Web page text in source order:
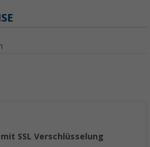
SSL Verschlüsselung